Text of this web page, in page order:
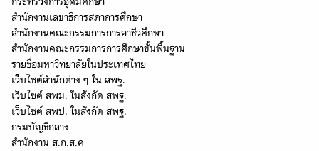
Search
for:
สำนักงานเลขาธิการสภาการศึกษา
สำนักงานคณะกรรมการการอาชีวศึกษา
สำนักงานคณะกรรมการการศึกษาขั้นพื้นฐาน
รายชื่อมหาวิทยาลัยในประเทศไทย
เว็บไซต์สำนักต่าง ๆ ใน สพฐ.
เว็บไซต์ สพม. ในสังกัด สพฐ.
เว็บไซต์ สพป. ในสังกัด สพฐ.
กรมบัญชีกลาง
สำนักงาน ส.ก.ส.ค